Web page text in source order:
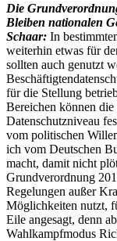
Die
Bleiben nationalen
Schaar: In
weiterhin etwas für
sollten auch genutzt
für die Stellung
Bereichen können
Datenschutzniveau
vom politischen
ich vom Deutschen
macht, damit nicht
Grundverordnung
Regelungen außer
Möglichkeiten nutzt,
Eile angesagt, denn
Wahlkampfmodus